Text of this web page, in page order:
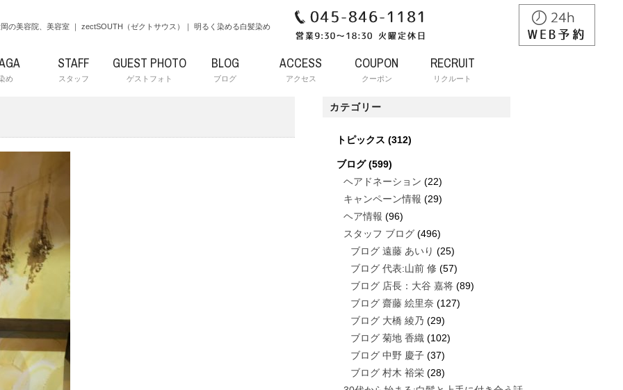
の美容院、美容室 ｜ zectSOUTH（ゼクトサウス）｜ 明るく染める白髪染め
め
STAFF
スタッフ
GUEST PHOTO
ゲストフォト
BLOG
ブログ
ACCESS
アクセス
COUPON
クーポン
RECRUIT
リクルート
カテゴリー
トピックス (312)
ブログ(599)
ヘアドネーション (22)
キャンペーン情報 (29)
ヘア情報 (96)
スタッフ ブログ (496)
ブログ 遠藤 あいり (25)
ブログ 代表:山前 修 (57)
ブログ 店長：大谷 嘉将 (89)
ブログ 齋藤 絵里奈 (127)
ブログ 大橋 綾乃 (29)
ブログ 菊地 香織 (102)
ブログ 中野 慶子 (37)
ブログ 村木 裕栄 (28)